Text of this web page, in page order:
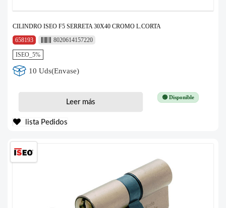
CILINDRO ISEO F5 SERRETA 30X40 CROMO L.CORTA
658193
8020614157220
ISEO_5%
10 Uds(Envase)
🟢 Disponible
Leer más
lista Pedidos